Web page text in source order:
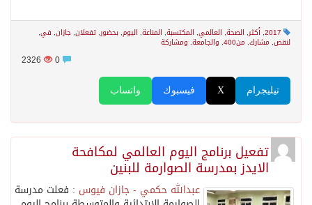
2017
, أكثر, الصحة, العالمي, المكتسبة, المناعة, اليوم, بحضور, تفعلان, جازان, في,
لنقص, مشارك, من400 , والجامعة, ومشاركة
2326
واتساب فيسبوك X تيليجرام
تفعيل برنامج اليوم العالمي لمكافحة
الايدز بمدرسة الصوارمة للبنين
عبدالله حكمي - جازان فيوس : فعلت مدرسة